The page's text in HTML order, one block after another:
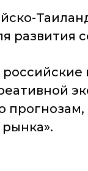
развития